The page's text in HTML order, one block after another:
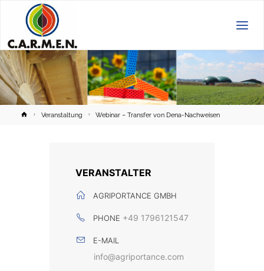
HomeVeranstaltung Webinar – Transfer von Dena-Nachweisen
VERANSTALTER
AGRIPORTANCE GMBH
PHONE +49 1796121547
E-MAIL
info@agriportance.com